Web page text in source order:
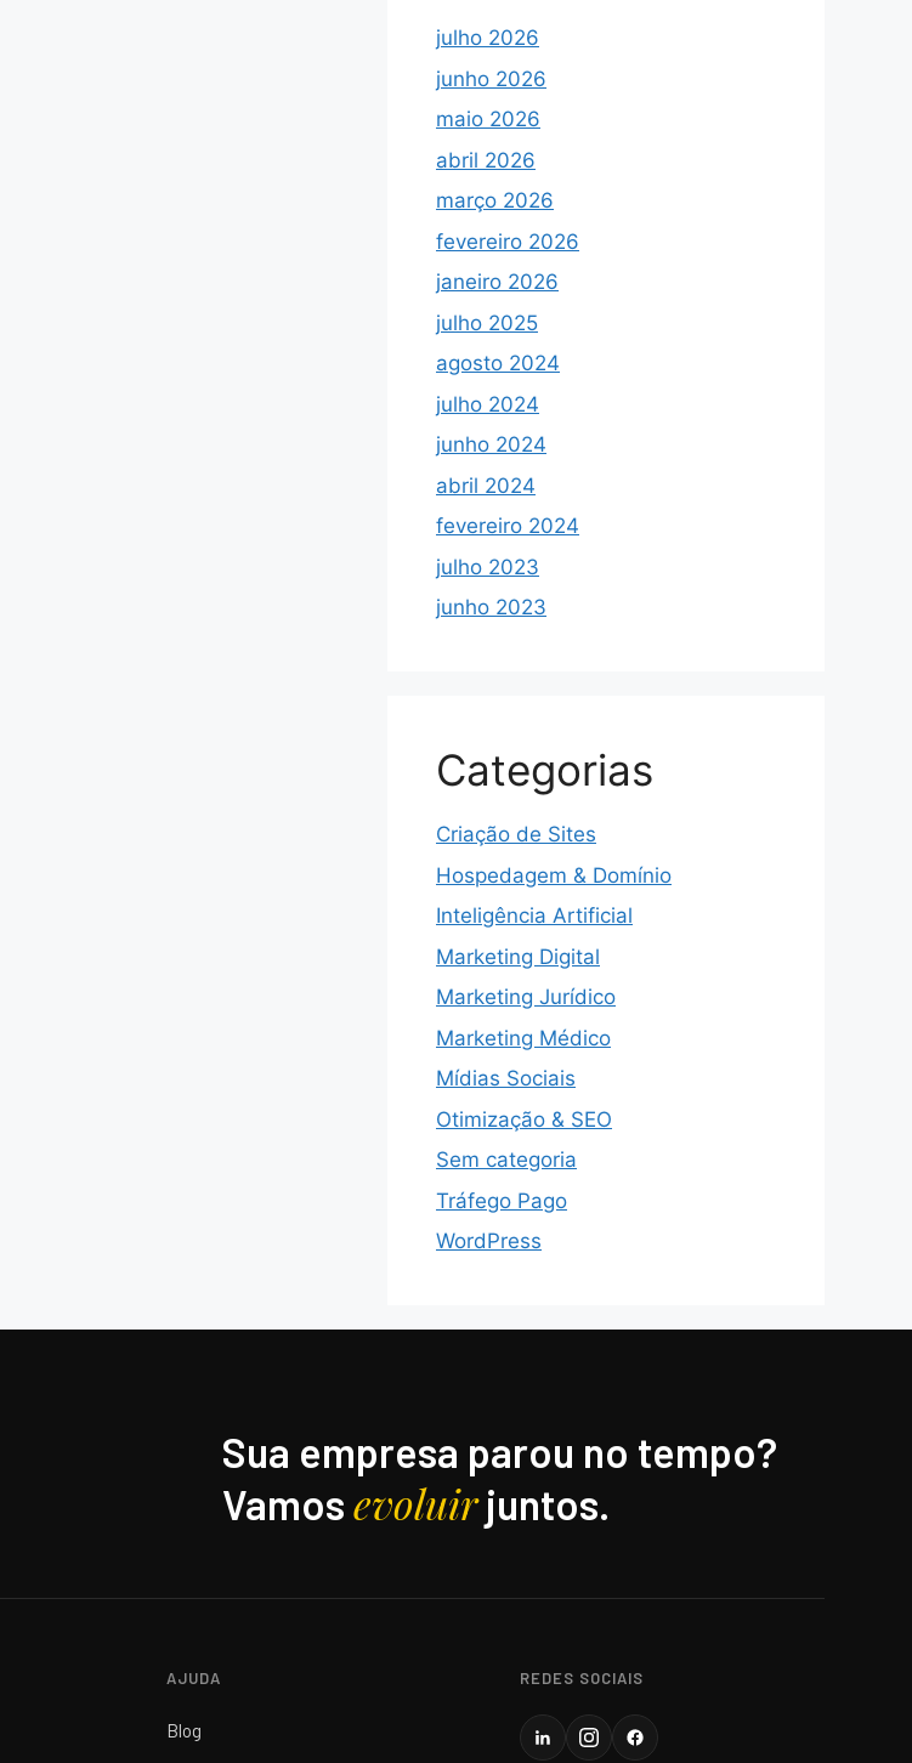
julho 2026
junho 2026
maio 2026
abril 2026
março 2026
fevereiro 2026
janeiro 2026
julho 2025
agosto 2024
julho 2024
junho 2024
abril 2024
fevereiro 2024
julho 2023
junho 2023
Categorias
Criação de Sites
Hospedagem & Domínio
Inteligência Artificial
Marketing Digital
Marketing Jurídico
Marketing Médico
Mídias Sociais
Otimização & SEO
Sem categoria
Tráfego Pago
WordPress
Sua empresa parou no tempo?
Vamosevoluirjuntos.
AJUDA
Blog
REDES SOCIAIS